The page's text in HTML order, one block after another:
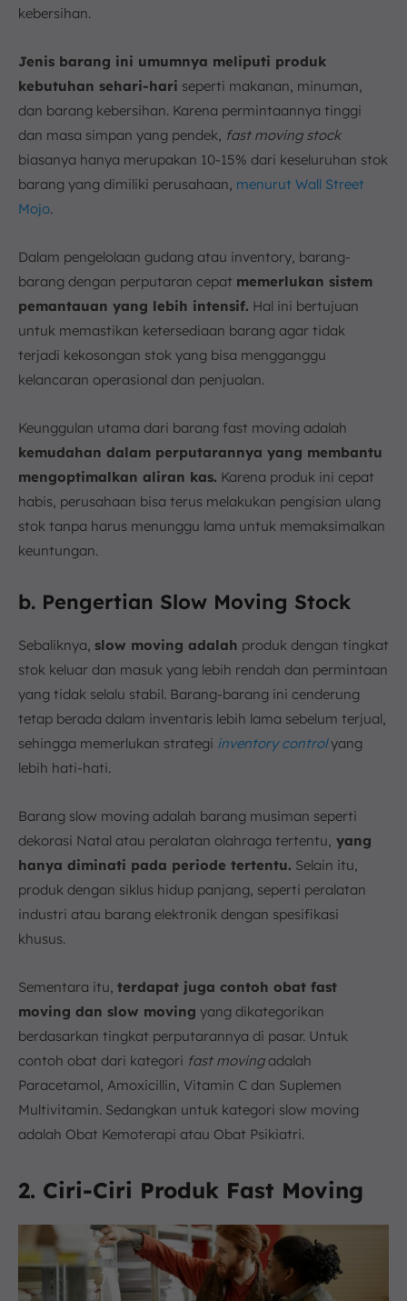
kebersihan.
Jenis barang ini umumnya meliputi produk
kebutuhan sehari-hari seperti makanan, minuman,
dan barang kebersihan. Karena permintaannya tinggi
dan masa simpan yang pendek, fast moving stock
biasanya hanya merupakan 10-15% dari keseluruhan stok
barang yang dimiliki perusahaan, menurut Wall Street
Mojo.
Dalam pengelolaan gudang atau inventory, barang-
barang dengan perputaran cepat memerlukan sistem
pemantauan yang lebih intensif. Hal ini bertujuan
untuk memastikan ketersediaan barang agar tidak
terjadi kekosongan stok yang bisa mengganggu
kelancaran operasional dan penjualan.
Keunggulan utama dari barang fast moving adalah
kemudahan dalam perputarannya yang membantu
mengoptimalkan aliran kas. Karena produk ini cepat
habis, perusahaan bisa terus melakukan pengisian ulang
stok tanpa harus menunggu lama untuk memaksimalkan
keuntungan.
b. Pengertian Slow Moving Stock
Sebaliknya, slow moving adalah produk dengan tingkat
stok keluar dan masuk yang lebih rendah dan permintaan
yang tidak selalu stabil. Barang-barang ini cenderung
tetap berada dalam inventaris lebih lama sebelum terjual,
sehingga memerlukan strategi inventory controlyang
lebih hati-hati.
Barang slow moving adalah barang musiman seperti
dekorasi Natal atau peralatan olahraga tertentu, yang
hanya diminati pada periode tertentu. Selain itu,
produk dengan siklus hidup panjang, seperti peralatan
industri atau barang elektronik dengan spesifikasi
khusus.
Sementara itu, terdapat juga contoh obat fast
moving dan slow moving yang dikategorikan
berdasarkan tingkat perputarannya di pasar. Untuk
contoh obat dari kategori fast movingadalah
Paracetamol, Amoxicillin, Vitamin C dan Suplemen
Multivitamin. Sedangkan untuk kategori slow moving
adalah Obat Kemoterapi atau Obat Psikiatri.
2. Ciri-Ciri Produk Fast Moving